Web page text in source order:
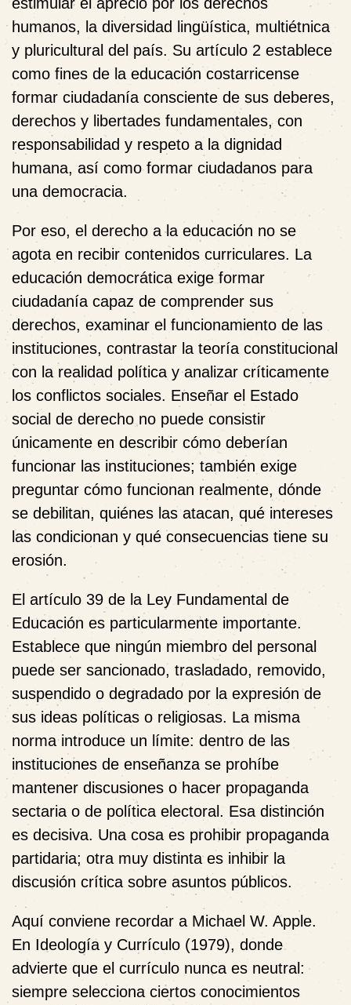
humanos, la diversidad lingüística, multiétnica
y pluricultural del país. Su artículo 2 establece
como fines de la educación costarricense
formar ciudadanía consciente de sus deberes,
derechos y libertades fundamentales, con
responsabilidad y respeto a la dignidad
humana, así como formar ciudadanos para
una democracia.
Por eso, el derecho a la educación no se
agota en recibir contenidos curriculares. La
educación democrática exige formar
ciudadanía capaz de comprender sus
derechos, examinar el funcionamiento de las
instituciones, contrastar la teoría constitucional
con la realidad política y analizar críticamente
los conflictos sociales. Enseñar el Estado
social de derecho no puede consistir
únicamente en describir cómo deberían
funcionar las instituciones; también exige
preguntar cómo funcionan realmente, dónde
se debilitan, quiénes las atacan, qué intereses
las condicionan y qué consecuencias tiene su
erosión.
El artículo 39 de la Ley Fundamental de
Educación es particularmente importante.
Establece que ningún miembro del personal
puede ser sancionado, trasladado, removido,
suspendido o degradado por la expresión de
sus ideas políticas o religiosas. La misma
norma introduce un límite: dentro de las
instituciones de enseñanza se prohíbe
mantener discusiones o hacer propaganda
sectaria o de política electoral. Esa distinción
es decisiva. Una cosa es prohibir propaganda
partidaria; otra muy distinta es inhibir la
discusión crítica sobre asuntos públicos.
Aquí conviene recordar a Michael W. Apple.
En Ideología y Currículo (1979), donde
advierte que el currículo nunca es neutral:
siempre selecciona ciertos conocimientos